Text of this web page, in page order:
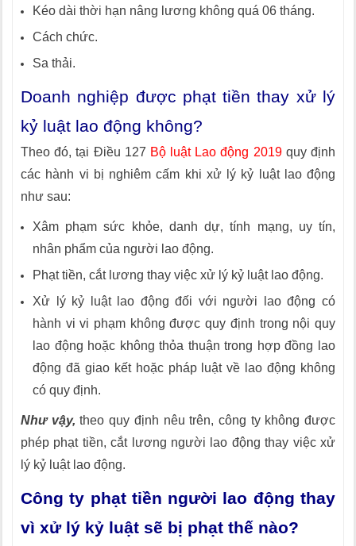
Kéo dài thời hạn nâng lương không quá 06 tháng.
Cách chức.
Sa thải.
Doanh nghiệp được phạt tiền thay xử lý
kỷ luật lao động không?
Theo đó, tại Điều 127 Bộ luật Lao động 2019quy định
các hành vi bị nghiêm cấm khi xử lý kỷ luật lao động
như sau:
Xâm phạm sức khỏe, danh dự, tính mạng, uy tín,
nhân phẩm của người lao động.
Phạt tiền, cắt lương thay việc xử lý kỷ luật lao động.
Xử lý kỷ luật lao động đối với người lao động có
hành vi vi phạm không được quy định trong nội quy
lao động hoặc không thỏa thuận trong hợp đồng lao
động đã giao kết hoặc pháp luật về lao động không
có quy định.
Như vậy, theo quy định nêu trên, công ty không được
phép phạt tiền, cắt lương người lao động thay việc xử
lý kỷ luật lao động.
Công ty phạt tiền người lao động thay
vì xử lý kỷ luật sẽ bị phạt thế nào?